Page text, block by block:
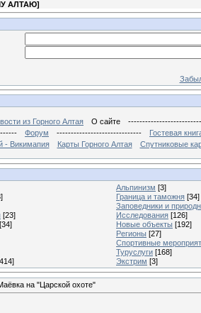
АЛТАЮ]
из Горного Алтая О сайте
Форум ------------------------------
Гостевая
- Викимапия
Карты Горного Алтая Спутниковые
Альпинизм [3]
Граница и таможня [34]
Заповедники и
[23] Исследования [126]
[34] Новые объекты [192]
Регионы [27]
Спортивные
Туруслуги [168]
Экстрим [3]
на "Царской охоте"